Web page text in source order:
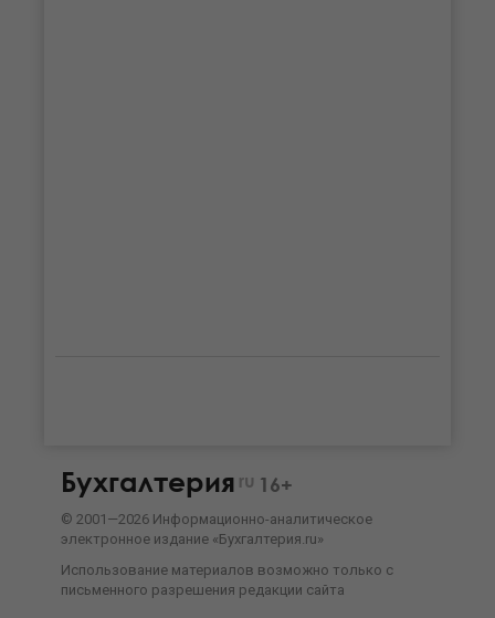
Бухгалтерия ru 16+
© 2001—2026 Информационно-аналитическое
электронное издание «Бухгалтерия.ru»
Использование материалов возможно только с
письменного разрешения редакции сайта